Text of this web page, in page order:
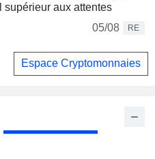
supérieur aux attentes
05/08
RE
Espace Cryptomonnaies